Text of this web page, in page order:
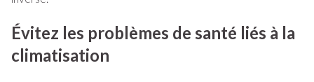
Évitez les problèmes de santé liés à la
climatisation